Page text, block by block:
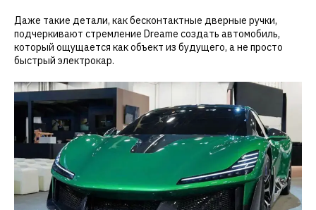
Даже такие детали, как бесконтактные дверные ручки,
подчеркивают стремление Dreame создать автомобиль,
который ощущается как объект из будущего, а не просто
быстрый электрокар.